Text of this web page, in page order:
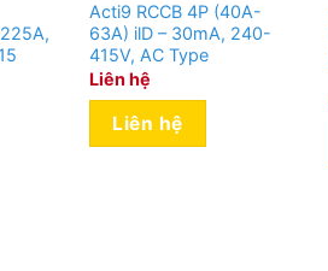
Acti9 RCCB 4P (40A-
63A) ilD – 30mA, 240-
415V, AC Type
Liên hệ
Liên hệ